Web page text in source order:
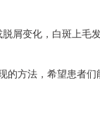
变化，白斑上毛发
的方法，希望患者